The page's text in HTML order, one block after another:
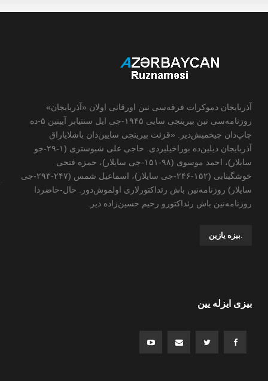
آذربایجان دموکرات فرقه‌سی نین اورقانی اولان «آذربایجان»
روزنامه‌سی نین بیرینجی سایی ۱۹۴۵-جی ایل سنتیابر آیینین ۵-ده
چاپ‌دان چیخمیش‌دیر. «قزئت بیرینجی سایین‌دان باشلایاراق
آذربایجان دیلین‌ده بوراخیلیردی. حاجی علی شبوستری (۱-۲۹-جو
سایلار)، احمد موسوی (۹۸-۱۵۱-جی سایلار)، حمزه فتحی
خوشگینابی (۱۵۲-۲۴۶-جی سایلار)، اسماعیل شمس (۲۴۷-۲۹۳-جی
سایلار) روزنامه‌نین باش رئداکتورلاری اولموش‌دور. حال-حاضردا
روزنامه‌نین باش رئداکتورو رحیم حسین‌زاده ‌دیر.
.بیزه یازین
بیزی ایزله یین